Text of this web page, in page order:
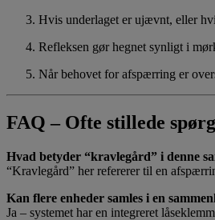
Hvis underlaget er ujævnt, eller
Refleksen gør hegnet synligt i
Når behovet for afspærring er
FAQ – Ofte stillede
Hvad betyder “kravlegård” i denne
“Kravlegård” her refererer til en
Kan flere enheder samles i en
Ja – systemet har en integreret